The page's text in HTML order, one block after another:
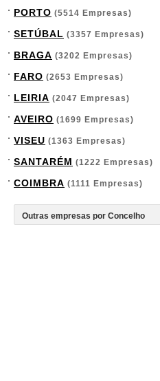
PORTO (5514 Empresas)
SETÚBAL (3357 Empresas)
BRAGA (3202 Empresas)
FARO (2653 Empresas)
LEIRIA (2047 Empresas)
AVEIRO (1699 Empresas)
VISEU (1363 Empresas)
SANTARÉM (1222 Empresas)
COIMBRA (1111 Empresas)